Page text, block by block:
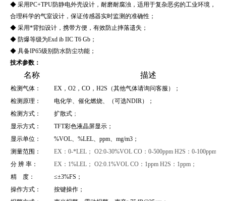
◆ 采用PC+TPU防静电外壳设计，耐磨耐腐浊，适用于复杂恶劣的工业环境，
合理科学的气室设计，保证传感器实时监测的准确性；
◆ 采用*背扣设计，携带方便，有效防止摔落遗失；
◆ 防爆等级为Exd ib IIC T6 Gb；
◆ 具备IP65级别防水防尘功能；
技术参数：
名称 描述
检测气体：
EX，O2，CO，H2S（其他气体请询问客服）；
检测原理：
电化学、催化燃烧、（可选NDIR）；
检测方式：
扩散式 ；
显示方式：
TFT彩色液晶屏显示；
显示单位：
%VOL、%LEL、ppm、mg/m3；
测量范围：
EX：0-*LEL； O2:0-30%VOL CO：0-500ppm H2S：0-100ppm；
分 辨 率：
EX：1%LEL； O2:0.1%VOL CO：1ppm H2S：1ppm；
精 度：
≤±3%FS；
操作方式：
按键操作；